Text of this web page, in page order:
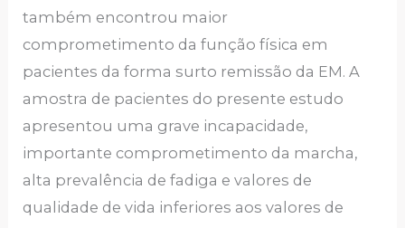
também encontrou maior
comprometimento da função física em
pacientes da forma surto remissão da EM. A
amostra de pacientes do presente estudo
apresentou uma grave incapacidade,
importante comprometimento da marcha,
alta prevalência de fadiga e valores de
qualidade de vida inferiores aos valores de